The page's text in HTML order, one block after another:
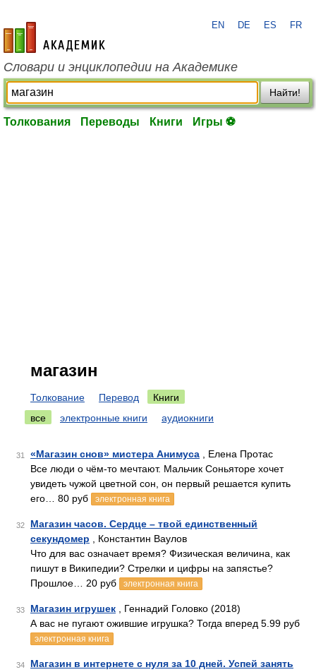
academic.ru
EN DE ES FR
Словари и энциклопедии на Академике
Найти!
Толкования Переводы Книги Игры ⚽
магазин
Толкование Перевод
Книги
все
электронные книги аудиокниги
31 «Магазин снов» мистера Анимуса , Елена Протас
Все люди о чём-то мечтают. Мальчик Соньяторе хочет
увидеть чужой цветной сон, он первый решается купить
его… 80 руб
электронная книга
32
Магазин часов. Сердце – твой единственный
секундомер , Константин Ваулов
Что для вас означает время? Физическая величина, как
пишут в Википедии? Стрелки и цифры на запястье?
Прошлое… 20 руб
электронная книга
33 Магазин игрушек , Геннадий Головко (2018)
А вас не пугают ожившие игрушка? Тогда вперед 5.99 руб
электронная книга
34
Магазин в интернете с нуля за 10 дней. Успей занять